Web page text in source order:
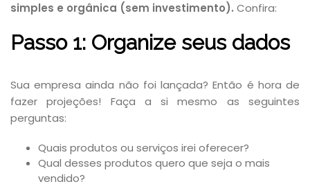
simples e orgânica (sem investimento). Confira:
Passo 1: Organize seus dados
Sua empresa ainda não foi lançada? Então é hora de
fazer projeções! Faça a si mesmo as seguintes
perguntas:
Quais produtos ou serviços irei oferecer?
Qual desses produtos quero que seja o mais
vendido?